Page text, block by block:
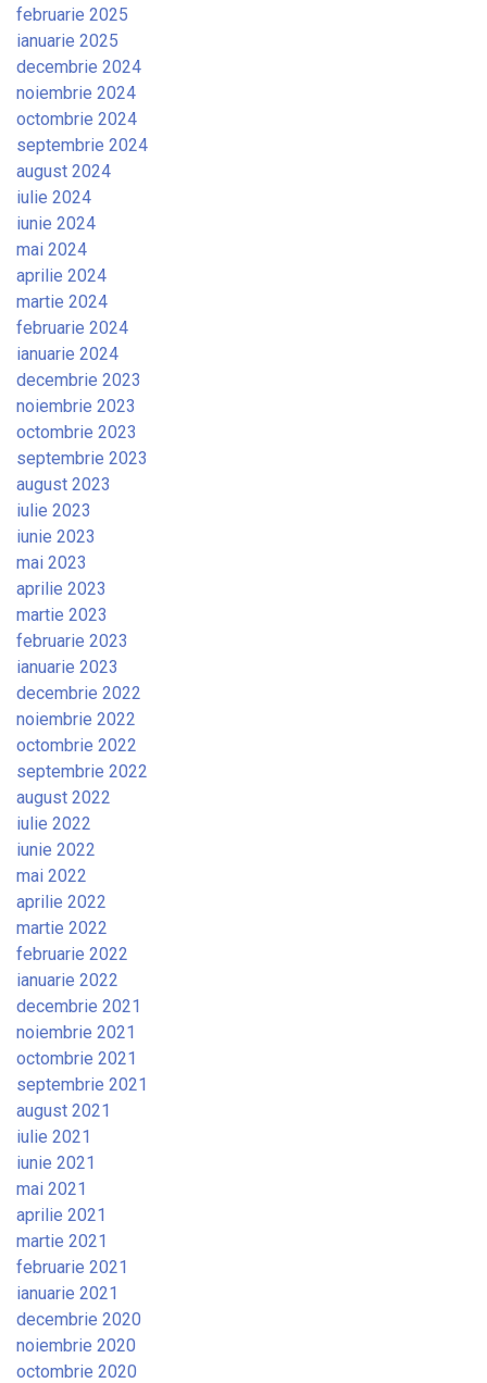
februarie 2025
ianuarie 2025
decembrie 2024
noiembrie 2024
octombrie 2024
septembrie 2024
august 2024
iulie 2024
iunie 2024
mai 2024
aprilie 2024
martie 2024
februarie 2024
ianuarie 2024
decembrie 2023
noiembrie 2023
octombrie 2023
septembrie 2023
august 2023
iulie 2023
iunie 2023
mai 2023
aprilie 2023
martie 2023
februarie 2023
ianuarie 2023
decembrie 2022
noiembrie 2022
octombrie 2022
septembrie 2022
august 2022
iulie 2022
iunie 2022
mai 2022
aprilie 2022
martie 2022
februarie 2022
ianuarie 2022
decembrie 2021
noiembrie 2021
octombrie 2021
septembrie 2021
august 2021
iulie 2021
iunie 2021
mai 2021
aprilie 2021
martie 2021
februarie 2021
ianuarie 2021
decembrie 2020
noiembrie 2020
octombrie 2020